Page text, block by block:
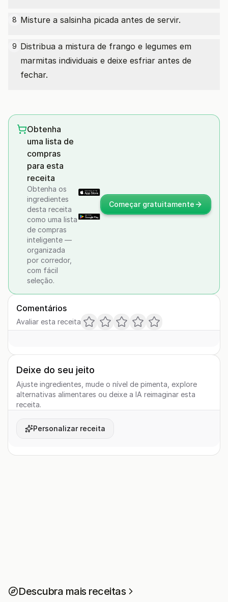
8 Misture a salsinha picada antes de servir.
9 Distribua a mistura de frango e legumes em
marmitas individuais e deixe esfriar antes de
fechar.
Obtenha
uma lista de
compras
para esta
receita
Obtenha os
ingredientes
desta receita
como uma lista
de compras
inteligente —
organizada
por corredor,
com fácil
seleção.
Começar gratuitamente
Comentários
Avaliar esta receita
Deixe do seu jeito
Ajuste ingredientes, mude o nível de pimenta, explore
alternativas alimentares ou deixe a IA reimaginar esta
receita.
Personalizar receita
Descubra mais receitas